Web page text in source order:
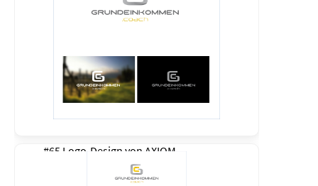
#65 Logo-Design von AXIOM